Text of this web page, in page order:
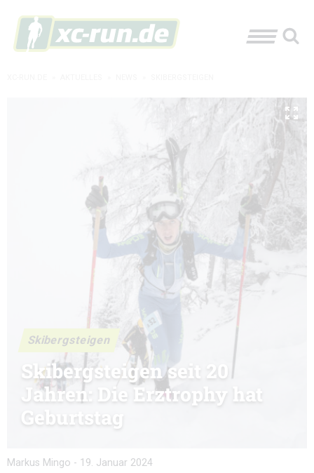
Skibergsteigen
Skibergsteigen seit 20
Jahren: Die Erztrophy hat
Geburtstag
Markus Mingo - 19. Januar 2024